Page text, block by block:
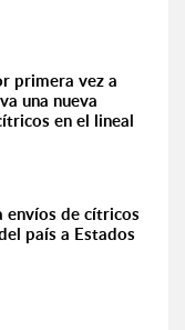
primera vez a
una nueva
en el lineal
envíos de cítricos
país a Estados